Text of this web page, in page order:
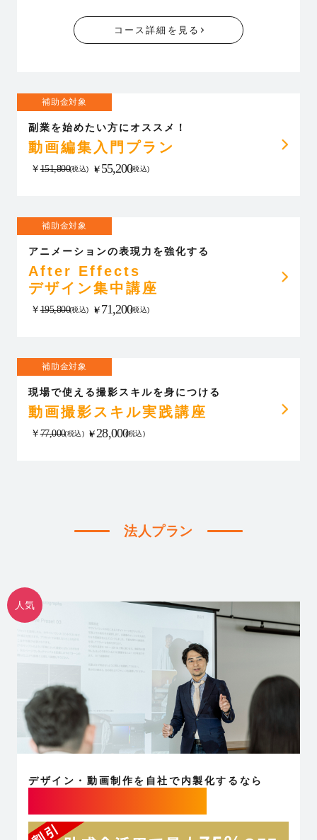
コース詳細を見る
補助金対象
副業を始めたい方にオススメ！
動画編集入門プラン
￥151,800(税込) ￥55,200(税込)
補助金対象
アニメーションの表現力を強化する
After Effects
デザイン集中講座
￥195,800(税込) ￥71,200(税込)
補助金対象
現場で使える撮影スキルを身につける
動画撮影スキル実践講座
￥77,000(税込) ￥28,000(税込)
法人プラン
人気
デザイン・動画制作を自社で内製化するなら